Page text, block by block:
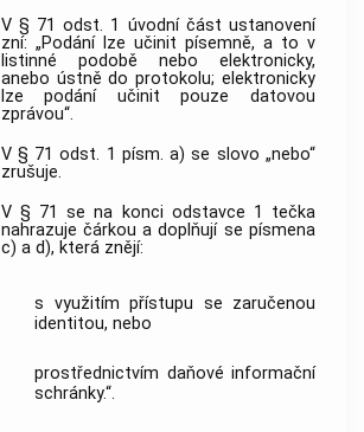
V § 71 odst. 1 úvodní část ustanovení
zní: „Podání lze učinit písemně, a to v
listinné podobě nebo elektronicky,
anebo ústně do protokolu; elektronicky
lze podání učinit pouze datovou
zprávou“.
V § 71 odst. 1 písm. a) se slovo „nebo“
zrušuje.
V § 71 se na konci odstavce 1 tečka
nahrazuje čárkou a doplňují se písmena
c) a d), která znějí:
s využitím přístupu se zaručenou
identitou, nebo
prostřednictvím daňové informační
schránky.“.